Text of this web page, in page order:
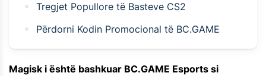
Tregjet Popullore të Basteve CS2
Përdorni Kodin Promocional të BC.GAME
Magisk i është bashkuar BC.GAME Esports si